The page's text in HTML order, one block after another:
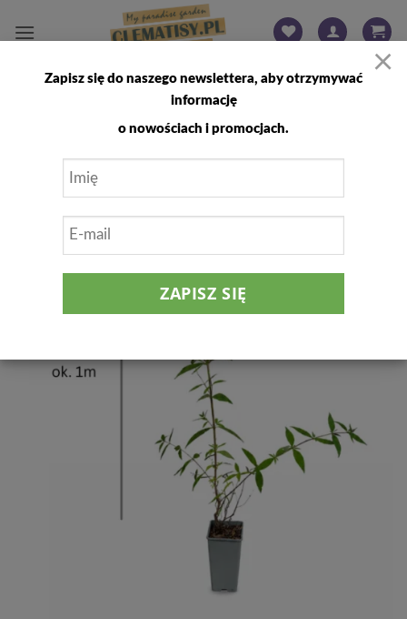
FILTRUJ
×
Zapisz się do naszego newslettera, aby otrzymywać
informację
o nowościach i promocjach.